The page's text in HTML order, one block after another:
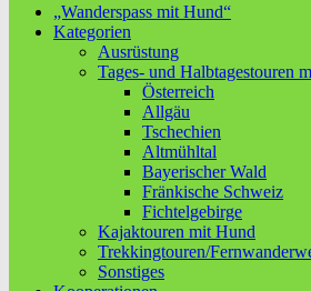
„Wanderspass mit Hund“
Kategorien
Ausrüstung
Tages- und Halbtagestouren
Österreich
Allgäu
Tschechien
Altmühltal
Bayerischer Wald
Fränkische Schweiz
Fichtelgebirge
Kajaktouren mit Hund
Trekkingtouren/
Sonstiges